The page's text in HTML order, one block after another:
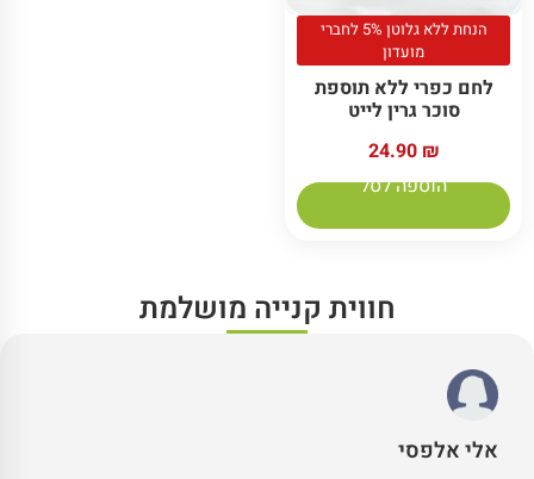
הנחת ללא גלוטן 5% לחברי
מועדון
לחם כפרי ללא תוספת
סוכר גרין לייט
24.90 ₪
הוספה לסל
חווית קנייה מושלמת
אלי אלפסי